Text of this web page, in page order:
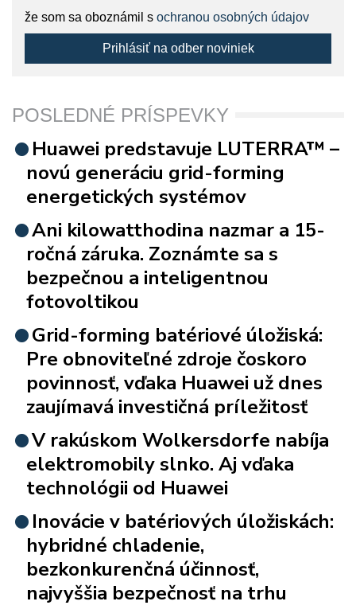
že som sa oboznámil s ochranou osobných údajov
Prihlásiť na odber noviniek
POSLEDNÉ PRÍSPEVKY
Huawei predstavuje LUTERRA™ –
novú generáciu grid-forming
energetických systémov
Ani kilowatthodina nazmar a 15-
ročná záruka. Zoznámte sa s
bezpečnou a inteligentnou
fotovoltikou
Grid-forming batériové úložiská:
Pre obnoviteľné zdroje čoskoro
povinnosť, vďaka Huawei už dnes
zaujímavá investičná príležitosť
V rakúskom Wolkersdorfe nabíja
elektromobily slnko. Aj vďaka
technológii od Huawei
Inovácie v batériových úložiskách:
hybridné chladenie,
bezkonkurenčná účinnosť,
najvyššia bezpečnosť na trhu